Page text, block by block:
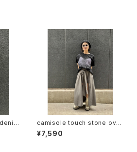
ム 切
camisole touch stone over
size design T-shirt トップス
Tシャツ ハピス ストーン キャミ
¥7,590